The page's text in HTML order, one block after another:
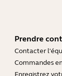
Prendre
Contacter
Commandes